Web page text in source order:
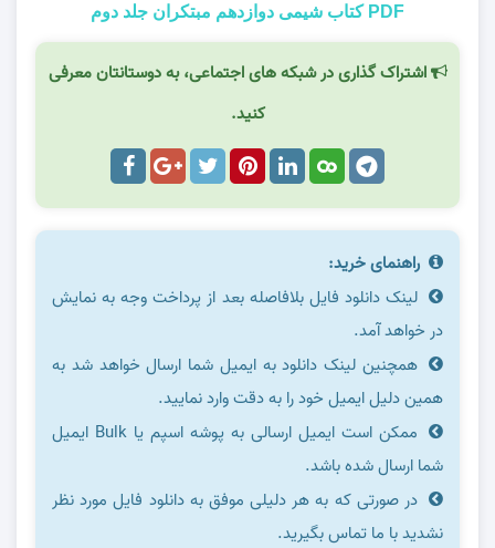
PDF کتاب شیمی دوازدهم مبتکران جلد دوم
اشتراک گذاری در شبکه های اجتماعی، به دوستانتان معرفی
کنید.
راهنمای خرید:
لینک دانلود فایل بلافاصله بعد از پرداخت وجه به نمایش
در خواهد آمد.
همچنین لینک دانلود به ایمیل شما ارسال خواهد شد به
همین دلیل ایمیل خود را به دقت وارد نمایید.
ممکن است ایمیل ارسالی به پوشه اسپم یا Bulk ایمیل
شما ارسال شده باشد.
در صورتی که به هر دلیلی موفق به دانلود فایل مورد نظر
نشدید با ما تماس بگیرید.